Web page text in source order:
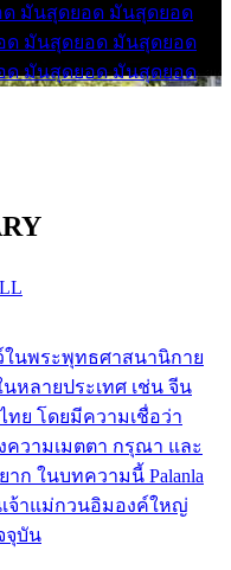
ด มันสุดยอด มันสุดยอด
มันสุดยอด มันสุดยอด
มันสุดยอด มันสุดยอด
ในพระพุทธศาสนานิกาย
หลายประเทศ เช่น จีน
ทย โดยมีความเชื่อว่า
วามเมตตา กรุณา และ
ก ในบทความนี้ Palanla
จ้าแม่กวนอิมองค์ใหญ่
จุบัน